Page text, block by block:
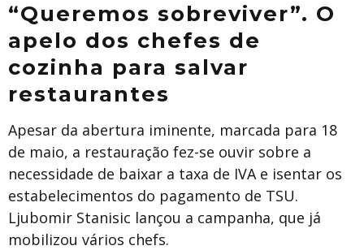
“Queremos sobreviver”. O
apelo dos chefes de
cozinha para salvar
restaurantes
Apesar da abertura iminente, marcada para 18
de maio, a restauração fez-se ouvir sobre a
necessidade de baixar a taxa de IVA e isentar os
estabelecimentos do pagamento de TSU.
Ljubomir Stanisic lançou a campanha, que já
mobilizou vários chefs.